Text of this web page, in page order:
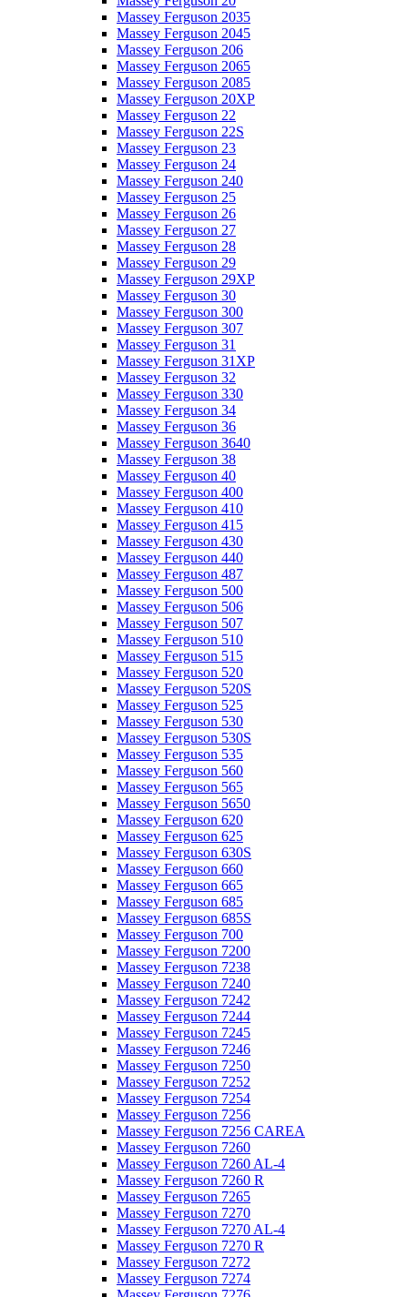
Massey Ferguson 2035
Massey Ferguson 2045
Massey Ferguson 206
Massey Ferguson 2065
Massey Ferguson 2085
Massey Ferguson 20XP
Massey Ferguson 22
Massey Ferguson 22S
Massey Ferguson 23
Massey Ferguson 24
Massey Ferguson 240
Massey Ferguson 25
Massey Ferguson 26
Massey Ferguson 27
Massey Ferguson 28
Massey Ferguson 29
Massey Ferguson 29XP
Massey Ferguson 30
Massey Ferguson 300
Massey Ferguson 307
Massey Ferguson 31
Massey Ferguson 31XP
Massey Ferguson 32
Massey Ferguson 330
Massey Ferguson 34
Massey Ferguson 36
Massey Ferguson 3640
Massey Ferguson 38
Massey Ferguson 40
Massey Ferguson 400
Massey Ferguson 410
Massey Ferguson 415
Massey Ferguson 430
Massey Ferguson 440
Massey Ferguson 487
Massey Ferguson 500
Massey Ferguson 506
Massey Ferguson 507
Massey Ferguson 510
Massey Ferguson 515
Massey Ferguson 520
Massey Ferguson 520S
Massey Ferguson 525
Massey Ferguson 530
Massey Ferguson 530S
Massey Ferguson 535
Massey Ferguson 560
Massey Ferguson 565
Massey Ferguson 5650
Massey Ferguson 620
Massey Ferguson 625
Massey Ferguson 630S
Massey Ferguson 660
Massey Ferguson 665
Massey Ferguson 685
Massey Ferguson 685S
Massey Ferguson 700
Massey Ferguson 7200
Massey Ferguson 7238
Massey Ferguson 7240
Massey Ferguson 7242
Massey Ferguson 7244
Massey Ferguson 7245
Massey Ferguson 7246
Massey Ferguson 7250
Massey Ferguson 7252
Massey Ferguson 7254
Massey Ferguson 7256
Massey Ferguson 7256 CAREA
Massey Ferguson 7260
Massey Ferguson 7260 AL-4
Massey Ferguson 7260 R
Massey Ferguson 7265
Massey Ferguson 7270
Massey Ferguson 7270 AL-4
Massey Ferguson 7270 R
Massey Ferguson 7272
Massey Ferguson 7274